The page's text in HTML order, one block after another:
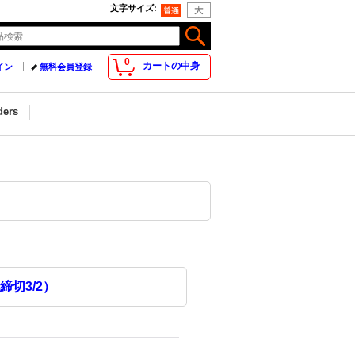
文字サイズ:
0 カートの中身
ン 無料会員登録
切3/2）